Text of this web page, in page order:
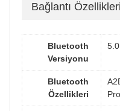
Bağlantı Özellikleri
Bluetooth
Versiyonu
5.0
Bluetooth
Özellikleri